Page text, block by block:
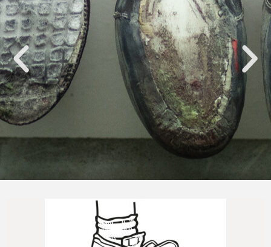
Naprawimy Twoje buty trekkingowe
Jeszcze...